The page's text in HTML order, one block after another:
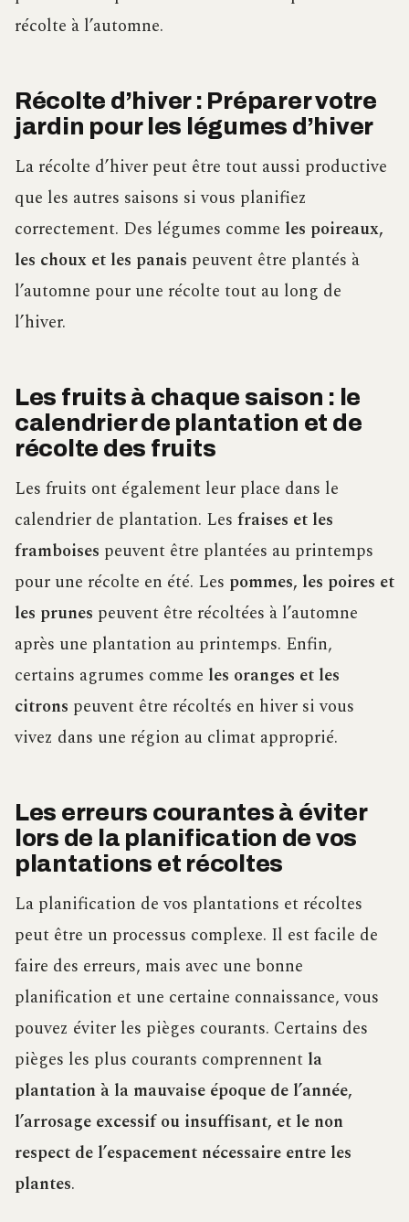
récolte à l’automne.
Récolte d’hiver : Préparer votre
jardin pour les légumes d’hiver
La récolte d’hiver peut être tout aussi productive
que les autres saisons si vous planifiez
correctement. Des légumes comme les poireaux,
les choux et les panais peuvent être plantés à
l’automne pour une récolte tout au long de
l’hiver.
Les fruits à chaque saison : le
calendrier de plantation et de
récolte des fruits
Les fruits ont également leur place dans le
calendrier de plantation. Les fraises et les
framboises peuvent être plantées au printemps
pour une récolte en été. Les pommes, les poires et
les prunes peuvent être récoltées à l’automne
après une plantation au printemps. Enfin,
certains agrumes comme les oranges et les
citrons peuvent être récoltés en hiver si vous
vivez dans une région au climat approprié.
Les erreurs courantes à éviter
lors de la planification de vos
plantations et récoltes
La planification de vos plantations et récoltes
peut être un processus complexe. Il est facile de
faire des erreurs, mais avec une bonne
planification et une certaine connaissance, vous
pouvez éviter les pièges courants. Certains des
pièges les plus courants comprennent la
plantation à la mauvaise époque de l’année,
l’arrosage excessif ou insuffisant, et le non
respect de l’espacement nécessaire entre les
plantes.